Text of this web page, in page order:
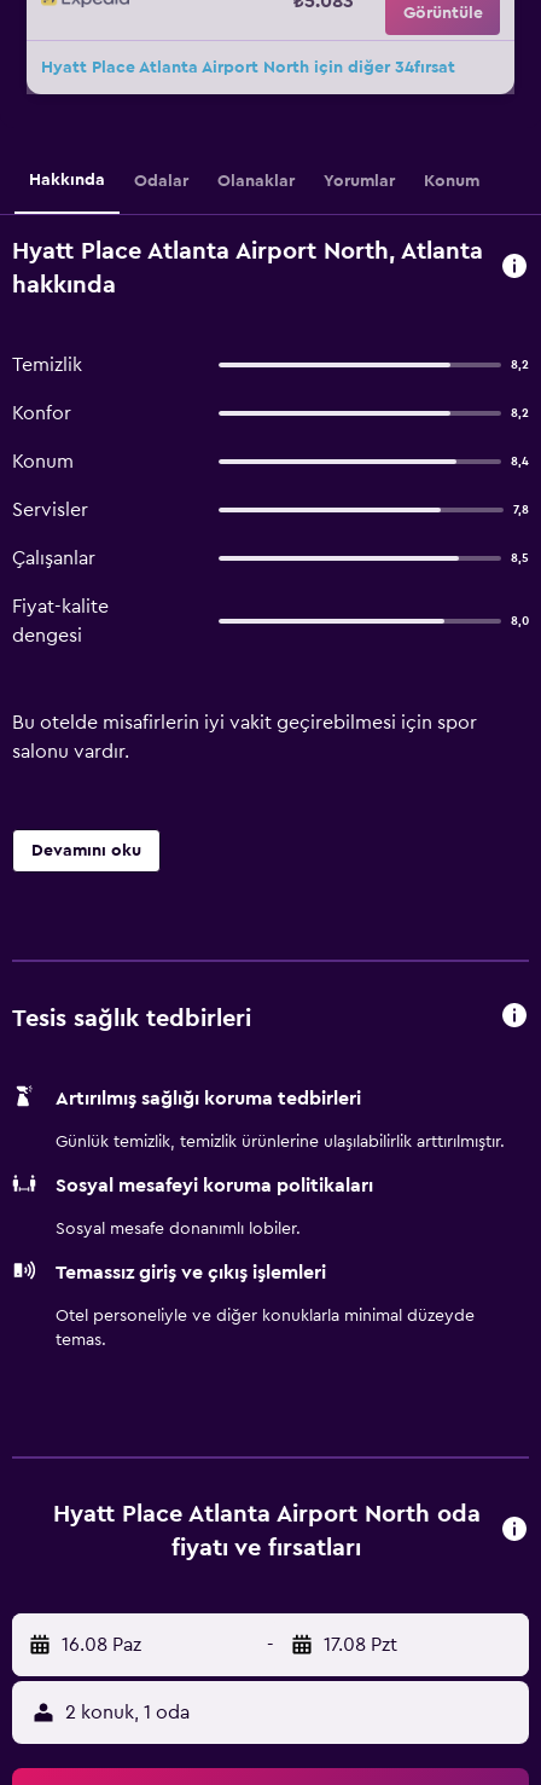
Görüntüle
Hyatt Place Atlanta Airport North için diğer 34fırsat
Hakkında Odalar Olanaklar Yorumlar Konum
Hyatt Place Atlanta Airport North, Atlanta
hakkında
Temizlik 8,2
Konfor 8,2
Konum 8,4
Servisler 7,8
Çalışanlar 8,5
Fiyat-kalite
dengesi
8,0
Bu otelde misafirlerin iyi vakit geçirebilmesi için spor
salonu vardır.
Devamını oku
Tesis sağlık tedbirleri
Artırılmış sağlığı koruma tedbirleri
Günlük temizlik, temizlik ürünlerine ulaşılabilirlik arttırılmıştır.
Sosyal mesafeyi koruma politikaları
Sosyal mesafe donanımlı lobiler.
Temassız giriş ve çıkış işlemleri
Otel personeliyle ve diğer konuklarla minimal düzeyde
temas.
Hyatt Place Atlanta Airport North oda
fiyatı ve fırsatları
16.08 Paz - 17.08 Pzt
2 konuk, 1 oda